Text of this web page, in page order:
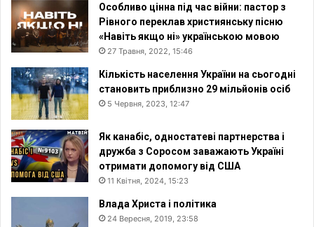
Особливо цінна під час війни: пастор з
Рівного переклав християнську пісню
«Навіть якщо ні» українською мовою
27 Травня, 2022, 15:46
Кількість населення України на сьогодні
становить приблизно 29 мільйонів осіб
5 Червня, 2023, 12:47
Як канабіс, одностатеві партнерства і
дружба з Соросом заважають Україні
отримати допомогу від США
11 Квітня, 2024, 15:23
Влада Христа і політика
24 Вересня, 2019, 23:58